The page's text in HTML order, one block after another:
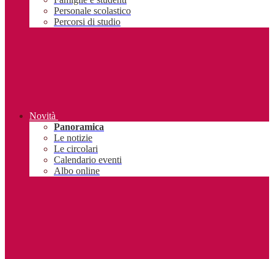
Personale scolastico
Percorsi di studio
Novità
Panoramica
Le notizie
Le circolari
Calendario eventi
Albo online